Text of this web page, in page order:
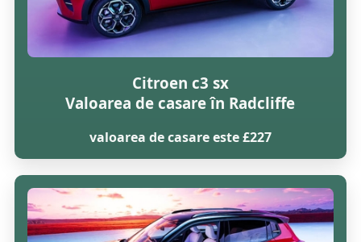
Citroen c3 sx
Valoarea de casare în Radcliffe
valoarea de casare este £227